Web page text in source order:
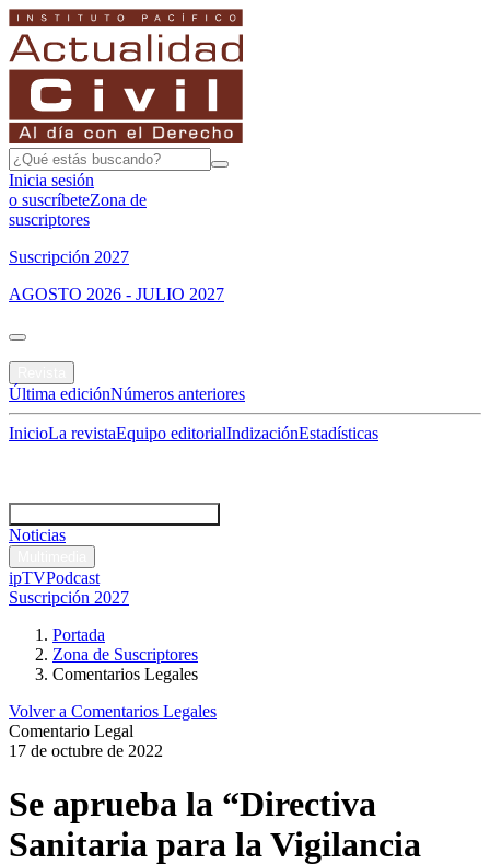
Inicia sesión
o suscríbeteZona de
suscriptores
Suscripción 2027
AGOSTO 2026 - JULIO 2027
Última ediciónNúmeros anteriores
InicioLa revistaEquipo editorialIndizaciónEstadísticas
Noticias
ipTVPodcast
Suscripción 2027
Portada
Zona de Suscriptores
Comentarios Legales
Volver a Comentarios Legales
Comentario Legal
17 de octubre de 2022
Se aprueba la “Directiva
Sanitaria para la Vigilancia